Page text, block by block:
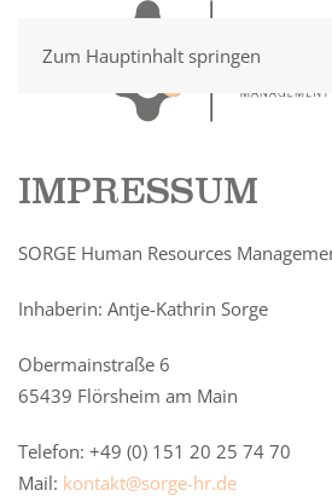
Zum Hauptinhalt springen
IMPRESSUM
SORGE Human Resources
Inhaberin: Antje-Kathrin Sorge
Obermainstraße 6
65439 Flörsheim am Main
Telefon: +49 (0) 151 20 25 74 70
Mail: kontakt@sorge-hr.de